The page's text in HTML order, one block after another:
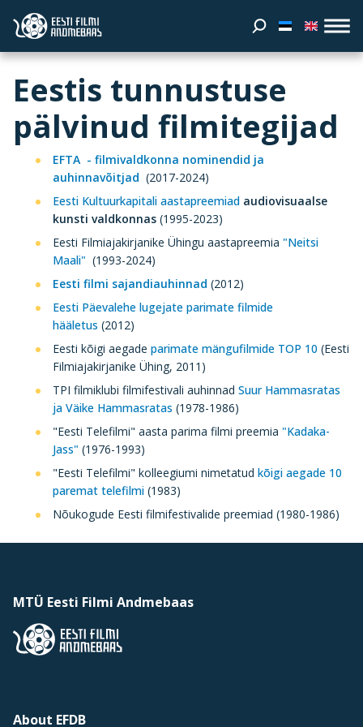
Eestis tunnustuse
pälvinud filmitegijad
EFTA - filmivaldkonna nominendid ja
auhinnavõitjad (2017-2024)
Eesti Kultuurkapitali aastapreemiad audiovisuaalse
kunsti valdkonnas (1995-2023)
Eesti Filmiajakirjanike Ühingu aastapreemia "Neitsi
Maali" (1993-2024)
Eesti filmi sajandiauhinnad (2012)
Eesti Päevalehe lugejate parimate filmide
hääletus (2012)
Eesti kõigi aegade parimate mängufilmide TOP 10 (Eesti
Filmiajakirjanike Ühing, 2011)
TPI filmiklubi filmifestivali auhinnad Suur Hammasratas
ja Väike Hammasratas (1978-1986)
"Eesti Telefilmi" aasta parima filmi preemia "Kadaka-
Jass" (1976-1993)
"Eesti Telefilmi" kolleegiumi nimetatud kõigi aegade 10
paremat telefilmi (1983)
Nõukogude Eesti filmifestivalide preemiad (1980-1986)
MTÜ Eesti Filmi Andmebaas
About EFDB